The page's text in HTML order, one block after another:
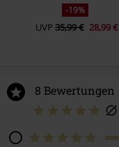
-19%
UVP 35,99 € 28,99 €
8 Bewertungen